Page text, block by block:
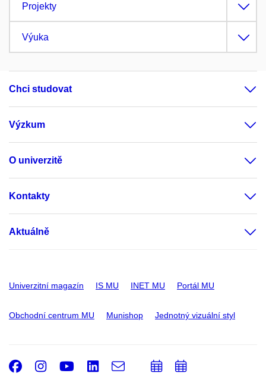
Projekty
Výuka
Chci studovat
Výzkum
O univerzitě
Kontakty
Aktuálně
Univerzitní magazín IS MU INET MU Portál MU
Obchodní centrum MU Munishop Jednotný vizuální styl
Facebook
Instagram
Youtube
LinkedIn
e-
PřidatPřidat